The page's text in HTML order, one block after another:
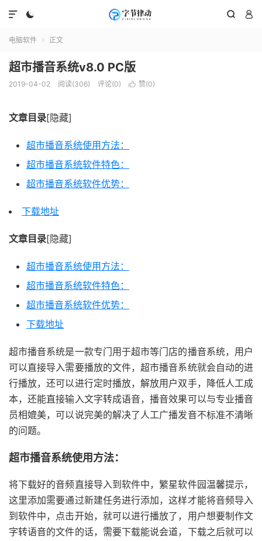
  

电脑软件  正文
超市播音系统v8.0 PC版
2019-04-02 阅读(306) 评论(0)  赞(0)
文章目录[隐藏]
超市播音系统使用方法：
超市播音系统软件特色：
超市播音系统软件优势：
下载地址
文章目录[隐藏]
超市播音系统使用方法：
超市播音系统软件特色：
超市播音系统软件优势：
下载地址
超市播音系统是一款专门用于超市等门店的播音系统，用户
可以直接导入需要播放的文件，超市播音系统就会自动的进
行播放，还可以进行定时播放，解放用户双手，降低人工成
本，还能直接输入文字转成语音，播音效果可以与专业播音
员相媲美，可以说完美的解决了人工广播发音不标准不清晰
的问题。
超市播音系统使用方法：
将下载好的音频直接导入到软件中，繁星软件园温馨提示，
这里添加需要通过新建任务进行添加，这样才能将音频导入
到软件中，点击开始，就可以进行播放了，用户想要制作文
字转语音的文件的话，需要下载能说会道，下载之后就可以